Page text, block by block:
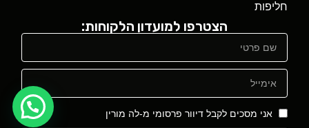
חליפות
הצטרפו למועדון הלקוחות:
אני מסכים לקבל דיוור פרסומי מ-לה מורין